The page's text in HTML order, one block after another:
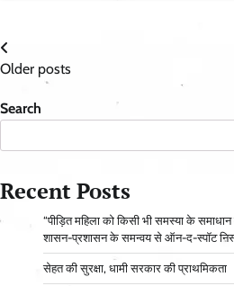
Posts
navigation
Older posts
Search
Recent Posts
“पीड़ित महिला को किसी भी समस्या के
शासन-प्रशासन के समन्वय से ऑन-द-स्पॉट
सेहत की सुरक्षा, धामी सरकार की प्राथमिकता